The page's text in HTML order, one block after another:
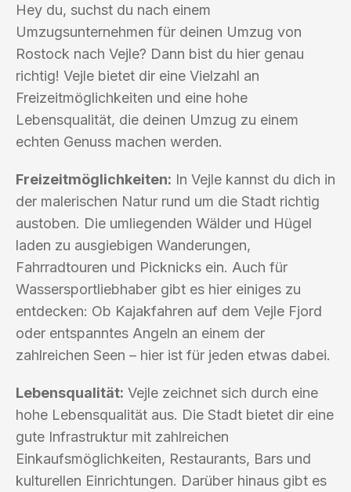
Hey du, suchst du nach einem
Umzugsunternehmen für deinen Umzug von
Rostock nach Vejle? Dann bist du hier genau
richtig! Vejle bietet dir eine Vielzahl an
Freizeitmöglichkeiten und eine hohe
Lebensqualität, die deinen Umzug zu einem
echten Genuss machen werden.
Freizeitmöglichkeiten: In Vejle kannst du dich in
der malerischen Natur rund um die Stadt richtig
austoben. Die umliegenden Wälder und Hügel
laden zu ausgiebigen Wanderungen,
Fahrradtouren und Picknicks ein. Auch für
Wassersportliebhaber gibt es hier einiges zu
entdecken: Ob Kajakfahren auf dem Vejle Fjord
oder entspanntes Angeln an einem der
zahlreichen Seen – hier ist für jeden etwas dabei.
Lebensqualität: Vejle zeichnet sich durch eine
hohe Lebensqualität aus. Die Stadt bietet dir eine
gute Infrastruktur mit zahlreichen
Einkaufsmöglichkeiten, Restaurants, Bars und
kulturellen Einrichtungen. Darüber hinaus gibt es